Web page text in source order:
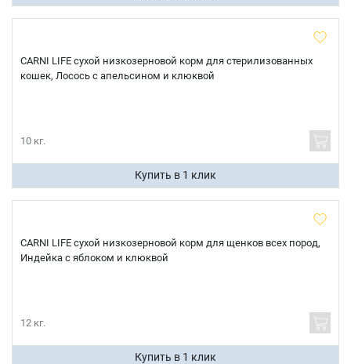
CARNI LIFE сухой низкозерновой корм для стерилизованных
кошек, Лосось с апельсином и клюквой
10 кг.
Купить в 1 клик
CARNI LIFE сухой низкозерновой корм для щенков всех пород,
Индейка с яблоком и клюквой
12 кг.
Купить в 1 клик